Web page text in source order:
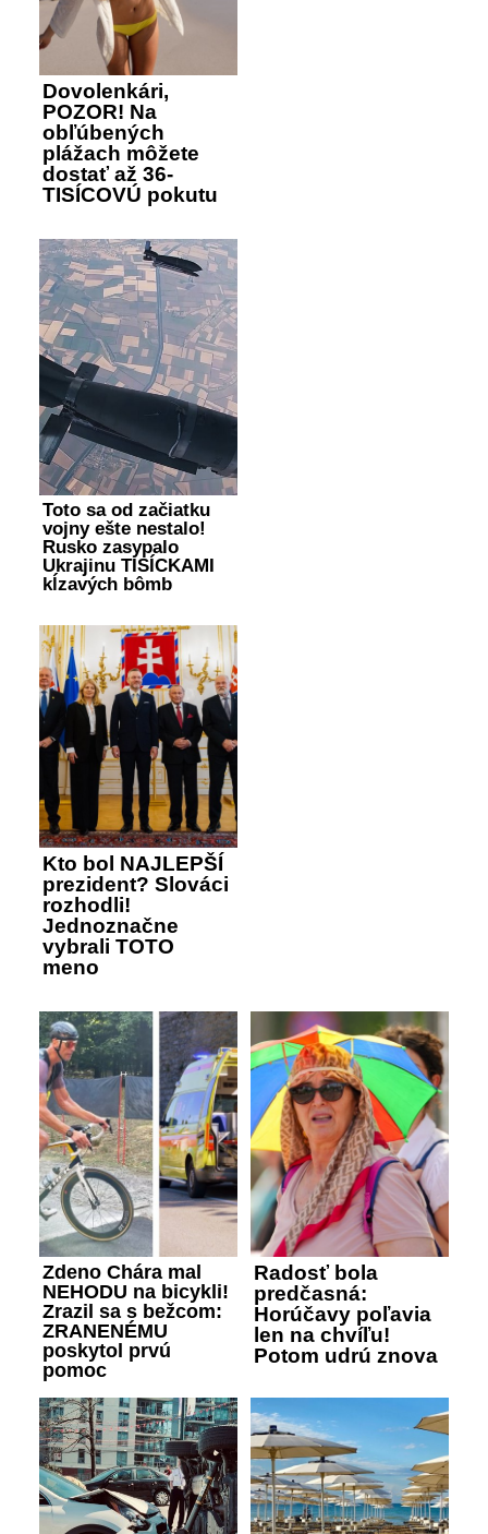
Dovolenkári,
POZOR! Na
obľúbených
plážach môžete
dostať až 36-
TISÍCOVÚ pokutu
Toto sa od začiatku
vojny ešte nestalo!
Rusko zasypalo
Ukrajinu TISÍCKAMI
kĺzavých bômb
Kto bol NAJLEPŠÍ
prezident? Slováci
rozhodli!
Jednoznačne
vybrali TOTO
meno
Zdeno Chára mal
NEHODU na bicykli!
Zrazil sa s bežcom:
ZRANENÉMU
poskytol prvú
pomoc
Radosť bola
predčasná:
Horúčavy poľavia
len na chvíľu!
Potom udrú znova